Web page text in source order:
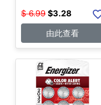
$ 6.99 $3.28
由此查看